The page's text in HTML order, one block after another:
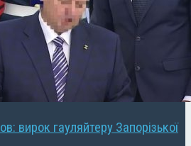
вирок гауляйтеру Запорізької